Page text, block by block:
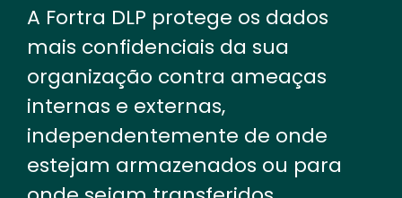
A Fortra DLP protege os dados
mais confidenciais da sua
organização contra ameaças
internas e externas,
independentemente de onde
estejam armazenados ou para